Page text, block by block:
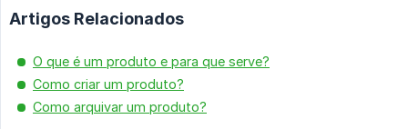
Artigos Relacionados
O que é um produto e para que serve?
Como criar um produto?
Como arquivar um produto?